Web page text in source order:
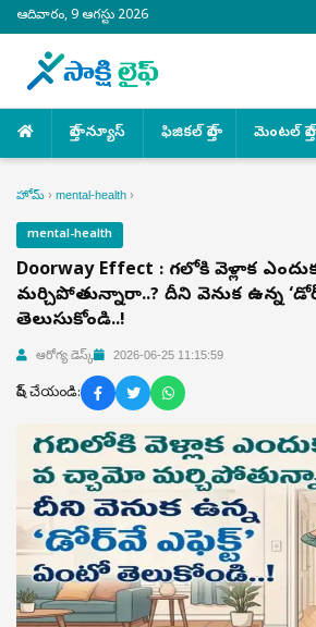
ఆదివారం, 9 ఆగస్టు 2026
హెల్త్ న్యూస్ ఫిజికల్ హెల్త్ మెంటల్ హెల్త్
హోమ్ › mental-health ›
mental-health
Doorway Effect : గదిలోకి వెళ్లాక
మర్చిపోతున్నారా..? దీని వెనుక ఉన్న
తెలుసుకోండి..!
ఆరోగ్య డెస్క్ 2026-06-25 11:15:59
షేర్ చేయండి: